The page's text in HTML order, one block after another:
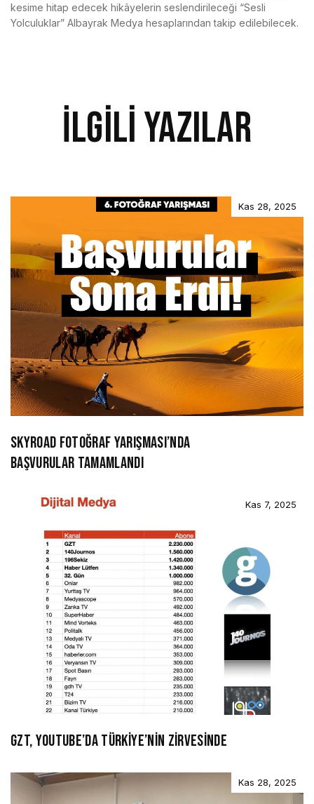
kesime hitap edecek hikâyelerin seslendirileceği “Sesli
Yolculuklar” Albayrak Medya hesaplarından takip edilebilecek.
İlgili Yazılar
Kas 28, 2025
SKYROAD FOTOĞRAF YARIŞMASI’NDA
BAŞVURULAR TAMAMLANDI
Kas 7, 2025
GZT, YOUTUBE’DA TÜRKİYE’NİN ZİRVESİNDE
Kas 28, 2025